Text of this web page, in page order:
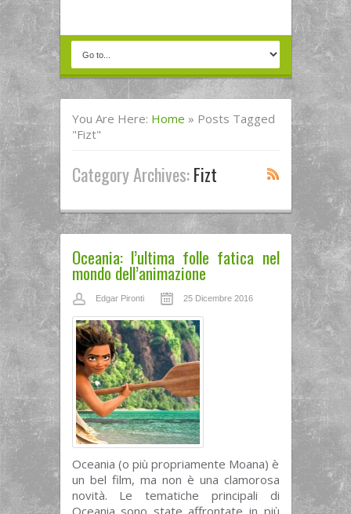
You Are Here: Home » Posts Tagged
"Fizt"
Category Archives:Fizt
Oceania: l’ultima folle fatica nel
mondo dell’animazione
Edgar Pironti 25 Dicembre 2016
Oceania (o più propriamente Moana) è
un bel film, ma non è una clamorosa
novità. Le tematiche principali di
Oceania sono state affrontate in più